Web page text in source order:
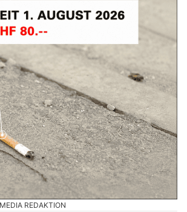
REDAKTION